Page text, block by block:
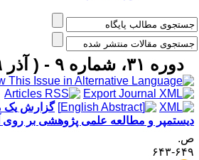
دوره ۳۱، شماره ۹ - ( آذر ۱۳۹۹ )
گزارش یک
و مطالعه علمی پژوهشی بر روی آن
۶۴۳